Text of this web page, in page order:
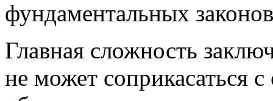
фундаментальных
Главная сложность
не может соприкасаться